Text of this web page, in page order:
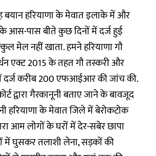
बयान हरियाणा के मेवात इलाके में और
आस-पास बीते कुछ दिनों में दर्ज हुई
मेल नहीं खाता. हमने हरियाणा गौ
एक्ट 2015 के तहत गौ तस्करी और
करीब 200 एफआईआर की जांच की.
द्वारा गैरकानूनी बताए जाने के बावजूद
हरियाणा के मेवात जिले में बेरोकटोक
आम लोगों के घरों में देर-सबेर छापा
में घुसकर तलाशी लेना, सड़कों की